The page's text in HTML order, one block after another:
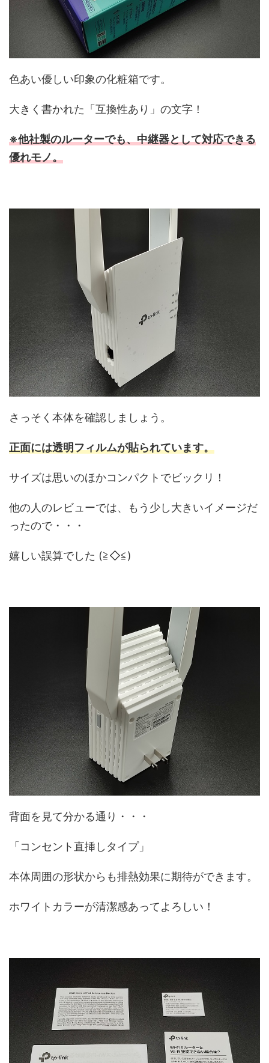
色あい優しい印象の化粧箱です。
大きく書かれた「互換性あり」の文字！
※他社製のルーターでも、中継器として対応できる
優れモノ。
さっそく本体を確認しましょう。
正面には透明フィルムが貼られています。
サイズは思いのほかコンパクトでビックリ！
他の人のレビューでは、もう少し大きいイメージだ
ったので・・・
嬉しい誤算でした (≧◇≦)
背面を見て分かる通り・・・
「コンセント直挿しタイプ」
本体周囲の形状からも排熱効果に期待ができます。
ホワイトカラーが清潔感あってよろしい！